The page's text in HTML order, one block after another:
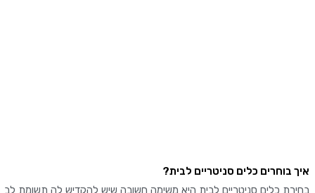
כלים סניטריים לבית?
כלים סניטריים לבית היא משימה חשובה שיש להקדיש לה תשומת לב